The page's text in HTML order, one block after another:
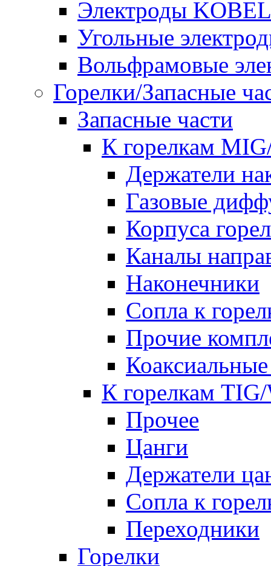
Электроды
Угольные
Вольфрамовые
Горелки/Запасные
Запасные части
К горелкам
Держатели
Газовые
Корпуса
Каналы
Наконечники
Сопла к
Прочие
К горелкам
Прочее
Цанги
Держатели
Сопла к
Переходники
Горелки